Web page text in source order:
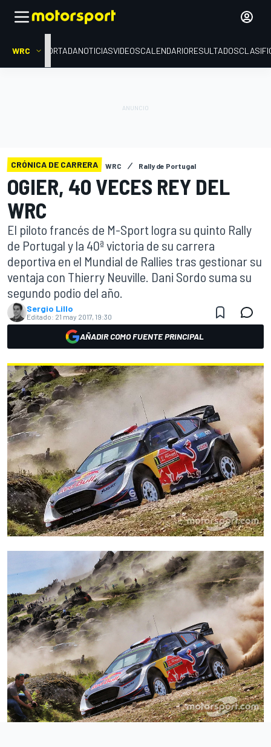
WRC PORTADANOTICIASVIDEOSCALENDARIORESULTADOS
CRÓNICA DE CARRERA WRC Rally de Portugal
OGIER, 40 VECES REY DEL
WRC
El piloto francés de M-Sport logra su quinto Rally
de Portugal y la 40ª victoria de su carrera
deportiva en el Mundial de Rallies tras gestionar su
ventaja con Thierry Neuville. Dani Sordo suma su
segundo podio del año.
Sergio Lillo
Editado: 21 may 2017, 19:30
AÑADIR COMO FUENTE PRINCIPAL